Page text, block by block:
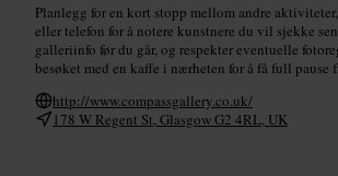
Planlegg for en kort stopp mellom andre
eller telefon for å notere kunstnere du vil sjekke
galleriinfo før du går, og respekter eventuelle
besøket med en kaffe i nærheten for å få full pause
http://www.compassgallery.co.uk/
178 W Regent St, Glasgow G2 4RL, UK